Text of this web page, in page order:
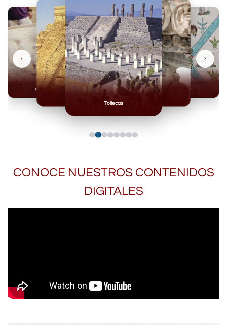
Toltecas
Mexicas
Olmecas
‹ ›
CONOCE NUESTROS CONTENIDOS
DIGITALES